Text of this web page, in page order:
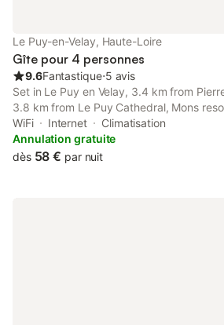
Le Puy-en-Velay, Haute-Loire
Gîte pour 4 personnes
9.6Fantastique⋅5 avis
Set in Le Puy en Velay, 3.4 km from
3.8 km from Le Puy Cathedral, Mons
air conditioning. This property offers
private parking and free WiFi.
WiFi Internet
Climatisation
Annulation gratuite
dès 58 € par nuit